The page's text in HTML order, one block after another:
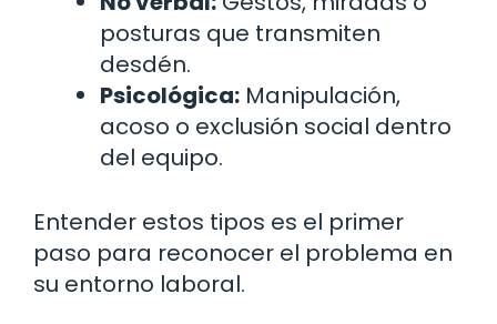
posturas que transmiten
desdén.
Psicológica: Manipulación,
acoso o exclusión social dentro
del equipo.
Entender estos tipos es el primer
paso para reconocer el problema en
su entorno laboral.